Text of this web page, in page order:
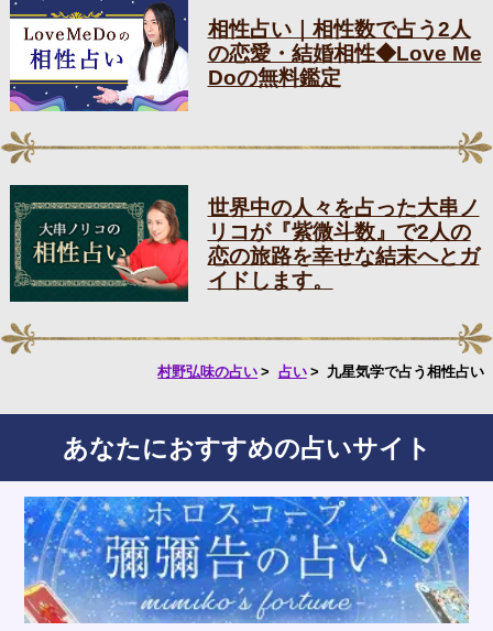
相性占い｜相性数で占う2人
の恋愛・結婚相性◆Love Me
Doの無料鑑定
世界中の人々を占った大串ノ
リコが『紫微斗数』で2人の
恋の旅路を幸せな結末へとガ
イドします。
村野弘味の占い 占い 九星気学で占う相性占い
あなたにおすすめの占いサイト